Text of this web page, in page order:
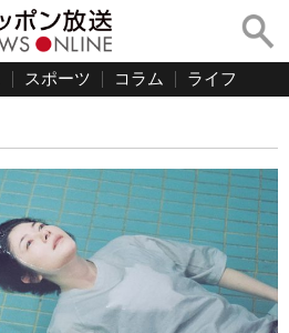
スポーツ コラム ライフ